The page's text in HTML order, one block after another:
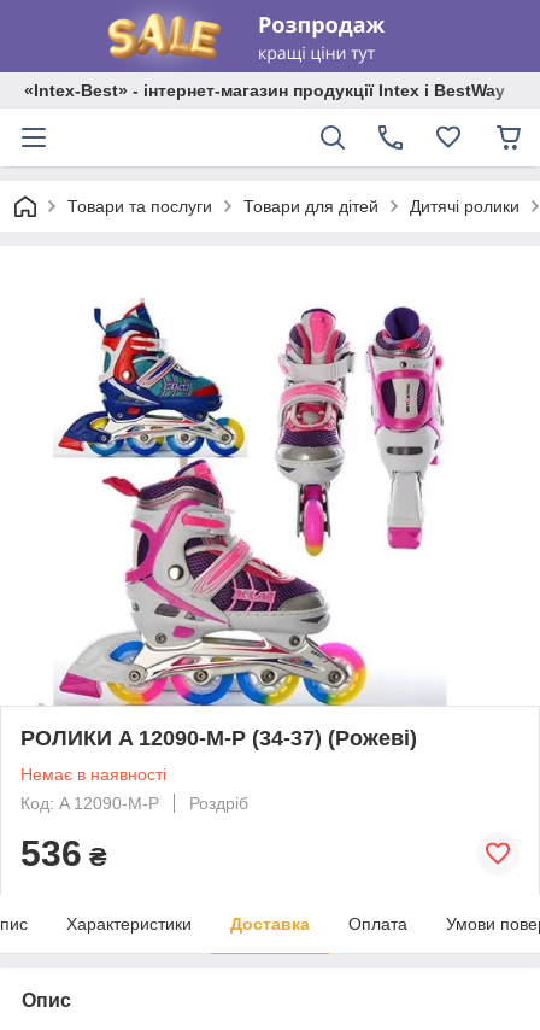
«Intex-Best» - інтернет-магазин продукції Intex і BestWay
Товари та послуги Товари для дітей Дитячі ролики
РОЛИКИ A 12090-M-P (34-37) (Рожеві)
Немає в наявності
Код: A 12090-M-P
Роздріб
536 ₴
Характеристики Доставка Оплата Умови
Опис